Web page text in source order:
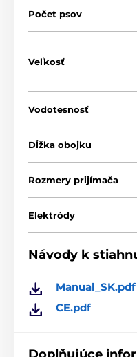
Detekcia
Patpet
vibrácií
Typ
Zariadenie
veľmi účinnú a
Počet psov
Veľkosť
Vodotesnosť
Dĺžka obojku
Rozmery prijímača
Elektródy
Návody k
Manual_SK.pdf
CE.pdf